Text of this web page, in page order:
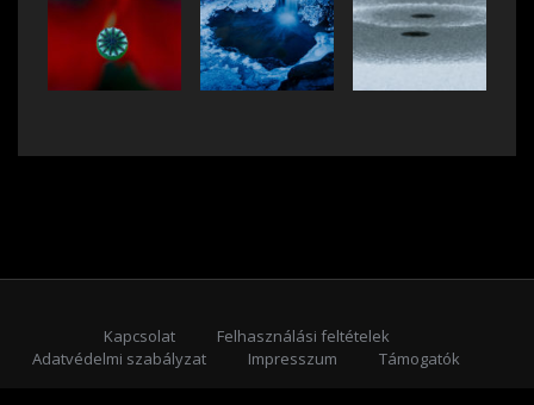
Kapcsolat
Felhasználási feltételek
Adatvédelmi szabályzat
Impresszum
Támogatók